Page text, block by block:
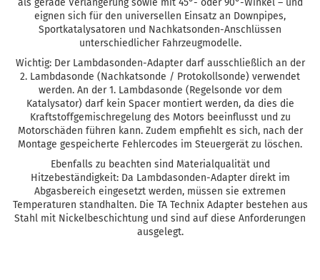
als gerade Verlängerung sowie mit 45°- oder 90°-Winkel – und
eignen sich für den universellen Einsatz an Downpipes,
Sportkatalysatoren und Nachkatsonden-Anschlüssen
unterschiedlicher Fahrzeugmodelle.
Wichtig: Der Lambdasonden-Adapter darf ausschließlich an der
2. Lambdasonde (Nachkatsonde / Protokollsonde) verwendet
werden. An der 1. Lambdasonde (Regelsonde vor dem
Katalysator) darf kein Spacer montiert werden, da dies die
Kraftstoffgemischregelung des Motors beeinflusst und zu
Motorschäden führen kann. Zudem empfiehlt es sich, nach der
Montage gespeicherte Fehlercodes im Steuergerät zu löschen.
Ebenfalls zu beachten sind Materialqualität und
Hitzebeständigkeit: Da Lambdasonden-Adapter direkt im
Abgasbereich eingesetzt werden, müssen sie extremen
Temperaturen standhalten. Die TA Technix Adapter bestehen aus
Stahl mit Nickelbeschichtung und sind auf diese Anforderungen
ausgelegt.